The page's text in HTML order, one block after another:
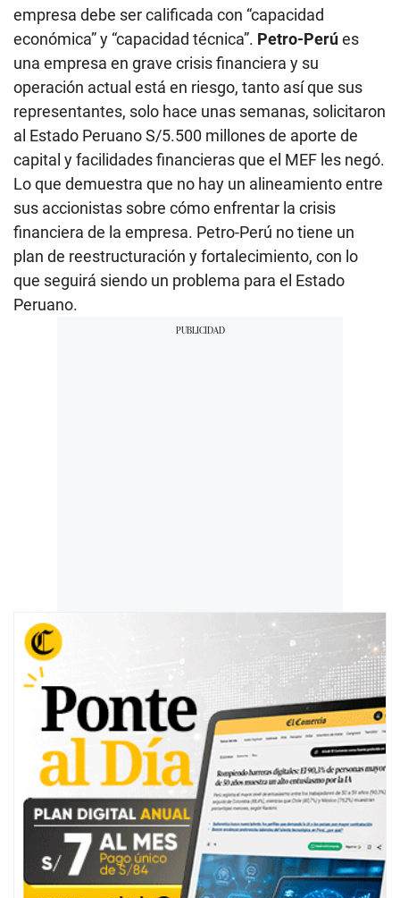
empresa debe ser calificada con “capacidad
económica” y “capacidad técnica”. Petro-Perúes
una empresa en grave crisis financiera y su
operación actual está en riesgo, tanto así que sus
representantes, solo hace unas semanas, solicitaron
al Estado Peruano S/5.500 millones de aporte de
capital y facilidades financieras que el MEF les negó.
Lo que demuestra que no hay un alineamiento entre
sus accionistas sobre cómo enfrentar la crisis
financiera de la empresa. Petro-Perú no tiene un
plan de reestructuración y fortalecimiento, con lo
que seguirá siendo un problema para el Estado
Peruano.